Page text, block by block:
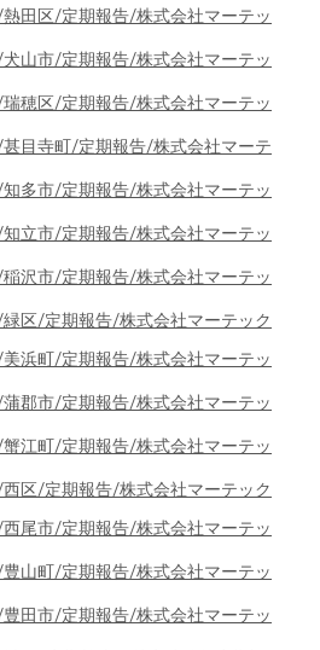
田区/定期報告/株式会社マーテッ
山市/定期報告/株式会社マーテッ
穂区/定期報告/株式会社マーテッ
目寺町/定期報告/株式会社マーテ
多市/定期報告/株式会社マーテッ
立市/定期報告/株式会社マーテッ
沢市/定期報告/株式会社マーテッ
区/定期報告/株式会社マーテック
浜町/定期報告/株式会社マーテッ
郡市/定期報告/株式会社マーテッ
江町/定期報告/株式会社マーテッ
区/定期報告/株式会社マーテック
尾市/定期報告/株式会社マーテッ
山町/定期報告/株式会社マーテッ
田市/定期報告/株式会社マーテッ